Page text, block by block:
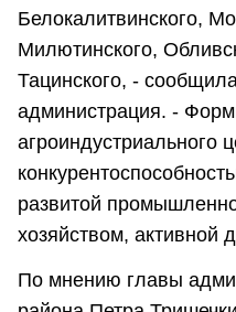
Белокалитвинского,
Милютинского,
Тацинского, -
администрация. -
агроиндустриального
развитой
хозяйством, активной
По мнению главы